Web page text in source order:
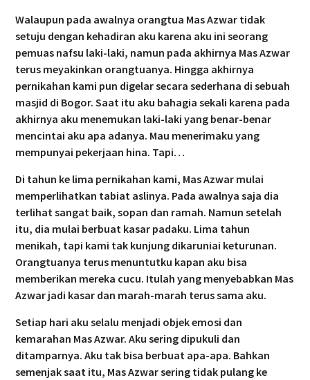
Walaupun pada awalnya orangtua Mas Azwar tidak
setuju dengan kehadiran aku karena aku ini seorang
pemuas nafsu laki-laki, namun pada akhirnya Mas Azwar
terus meyakinkan orangtuanya. Hingga akhirnya
pernikahan kami pun digelar secara sederhana di sebuah
masjid di Bogor. Saat itu aku bahagia sekali karena pada
akhirnya aku menemukan laki-laki yang benar-benar
mencintai aku apa adanya. Mau menerimaku yang
mempunyai pekerjaan hina. Tapi…
Di tahun ke lima pernikahan kami, Mas Azwar mulai
memperlihatkan tabiat aslinya. Pada awalnya saja dia
terlihat sangat baik, sopan dan ramah. Namun setelah
itu, dia mulai berbuat kasar padaku. Lima tahun
menikah, tapi kami tak kunjung dikaruniai keturunan.
Orangtuanya terus menuntutku kapan aku bisa
memberikan mereka cucu. Itulah yang menyebabkan Mas
Azwar jadi kasar dan marah-marah terus sama aku.
Setiap hari aku selalu menjadi objek emosi dan
kemarahan Mas Azwar. Aku sering dipukuli dan
ditamparnya. Aku tak bisa berbuat apa-apa. Bahkan
semenjak saat itu, Mas Azwar sering tidak pulang ke